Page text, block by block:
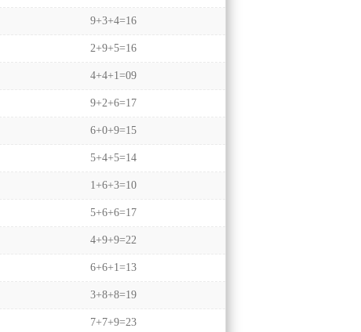
9+3+4=16
2+9+5=16
4+4+1=09
9+2+6=17
6+0+9=15
5+4+5=14
1+6+3=10
5+6+6=17
4+9+9=22
6+6+1=13
3+8+8=19
7+7+9=23